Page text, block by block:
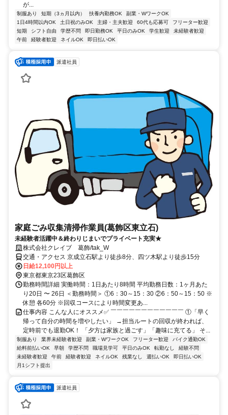
が...
制服あり 短期（3ヵ月以内） 扶養内勤務OK
副業・WワークOK
1日4時間以内OK
土日祝のみOK 主婦・主夫歓迎 60代も応募可
フリーター歓迎
短期
シフト自由 学歴不問 即日勤務OK 平日のみOK 学生歓迎
未経験者歓迎
午前
経験者歓迎 ネイルOK 即日払いOK
派遣社員
家庭ごみ収集清掃作業員(葛飾区東立石)
未経験者活躍中＆終わりじまいでプライベート充実★
株式会社クレイブ 葛飾/tak_W
交通・アクセス 京成立石駅より徒歩8分、四ツ木駅より徒歩15分
日給12,100円以上
東京都東京23区葛飾区
勤務時間詳細 実働時間：1日あたり8時間 平均勤務日数：1ヶ月あた
り20日 〜 26日 ＜勤務時間＞ ①6：30～15：30 ②6：50～15：50 ※
休憩 各60分 ※回収コースにより時間変更あ...
仕事内容 こんな人にオススメ✅ ￣￣￣￣￣￣￣￣￣￣￣￣ ①「早く
帰って自分の時間を増やしたい」 →担当ルートの回収が終われば、
定時前でも退勤OK！ 「夕方は家族と過ごす」「趣味に充てる」 そ...
制服あり 業界未経験者歓迎 副業・WワークOK フリーター歓迎
バイク通勤OK
給料前払いOK
早朝 学歴不問 職場見学可 平日のみOK 転勤なし
経験不問
未経験者歓迎
午前 経験者歓迎 ネイルOK 残業なし 週払いOK
即日払いOK
月1シフト提出
派遣社員